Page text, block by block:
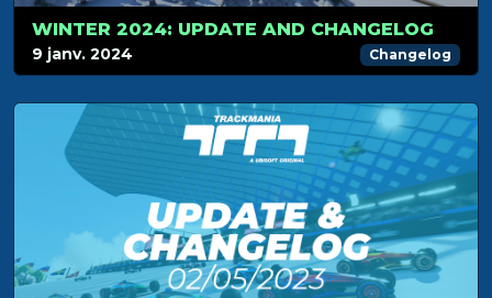
WINTER 2024: UPDATE AND CHANGELOG
9 janv. 2024 Changelog